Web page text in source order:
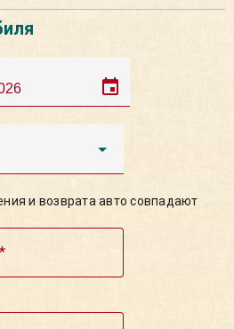
event
и возврата авто совпадают